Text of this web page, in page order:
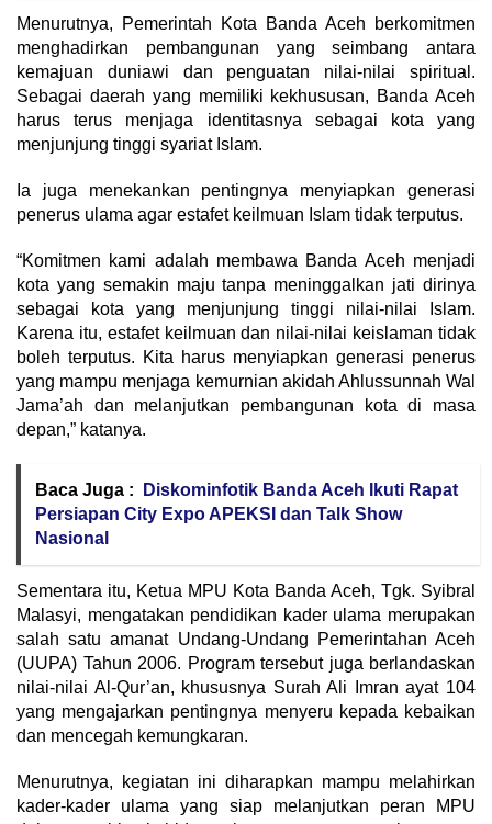
Menurutnya, Pemerintah Kota Banda Aceh berkomitmen
menghadirkan pembangunan yang seimbang antara
kemajuan duniawi dan penguatan nilai-nilai spiritual.
Sebagai daerah yang memiliki kekhususan, Banda Aceh
harus terus menjaga identitasnya sebagai kota yang
menjunjung tinggi syariat Islam.
Ia juga menekankan pentingnya menyiapkan generasi
penerus ulama agar estafet keilmuan Islam tidak terputus.
“Komitmen kami adalah membawa Banda Aceh menjadi
kota yang semakin maju tanpa meninggalkan jati dirinya
sebagai kota yang menjunjung tinggi nilai-nilai Islam.
Karena itu, estafet keilmuan dan nilai-nilai keislaman tidak
boleh terputus. Kita harus menyiapkan generasi penerus
yang mampu menjaga kemurnian akidah Ahlussunnah Wal
Jama’ah dan melanjutkan pembangunan kota di masa
depan,” katanya.
Baca Juga :
Diskominfotik Banda Aceh Ikuti Rapat
Persiapan City Expo APEKSI dan Talk Show
Nasional
Sementara itu, Ketua MPU Kota Banda Aceh, Tgk. Syibral
Malasyi, mengatakan pendidikan kader ulama merupakan
salah satu amanat Undang-Undang Pemerintahan Aceh
(UUPA) Tahun 2006. Program tersebut juga berlandaskan
nilai-nilai Al-Qur’an, khususnya Surah Ali Imran ayat 104
yang mengajarkan pentingnya menyeru kepada kebaikan
dan mencegah kemungkaran.
Menurutnya, kegiatan ini diharapkan mampu melahirkan
kader-kader ulama yang siap melanjutkan peran MPU